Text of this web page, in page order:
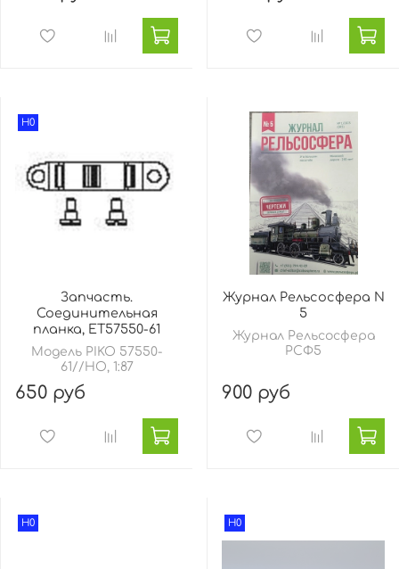
H0
Запчасть.
Соединительная
планка, ET57550-61
Модель PIKO 57550-
61//HO, 1:87
650 руб
Журнал Рельсосфера N
5
Журнал Рельсосфера
РСФ5
900 руб
H0 H0